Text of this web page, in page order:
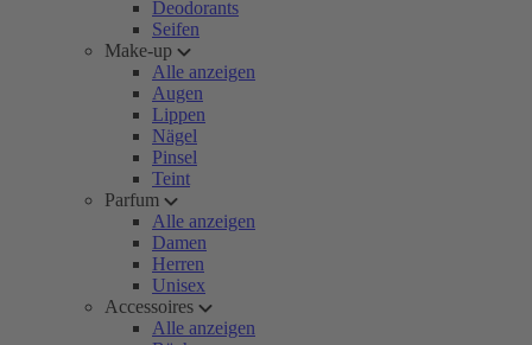
Deodorants
Seifen
Make-up
Alle anzeigen
Augen
Lippen
Nägel
Pinsel
Teint
Parfum
Alle anzeigen
Damen
Herren
Unisex
Accessoires
Alle anzeigen